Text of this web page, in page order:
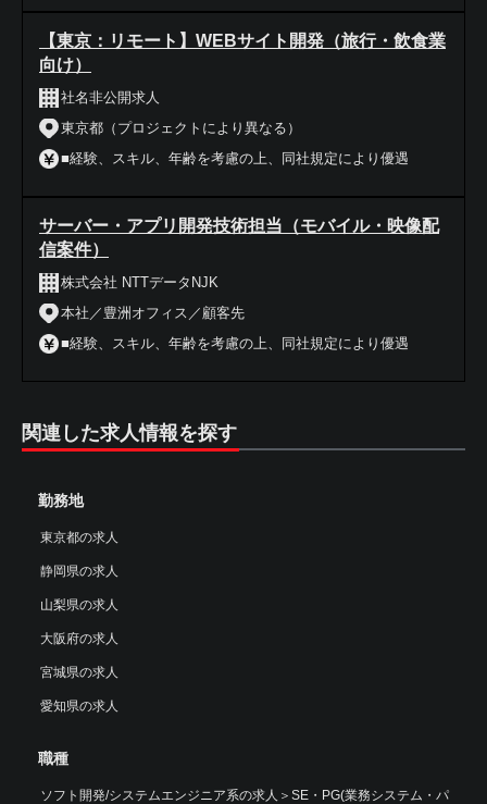
【東京：リモート】WEBサイト開発（旅行・飲食業
向け）
社名非公開求人
東京都（プロジェクトにより異なる）
■経験、スキル、年齢を考慮の上、同社規定により優遇
サーバー・アプリ開発技術担当（モバイル・映像配
信案件）
株式会社 NTTデータNJK
本社／豊洲オフィス／顧客先
■経験、スキル、年齢を考慮の上、同社規定により優遇
関連した求人情報を探す
勤務地
東京都の求人
静岡県の求人
山梨県の求人
大阪府の求人
宮城県の求人
愛知県の求人
職種
ソフト開発/システムエンジニア系の求人 ＞ SE・PG(業務システム・パ